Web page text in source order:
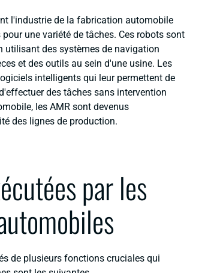
l'industrie de la fabrication automobile
une variété de tâches. Ces robots sont
utilisant des systèmes de navigation
et des outils au sein d'une usine. Les
intelligents qui leur permettent de
des tâches sans intervention
les AMR sont devenus
des lignes de production.
par les
de plusieurs fonctions cruciales qui